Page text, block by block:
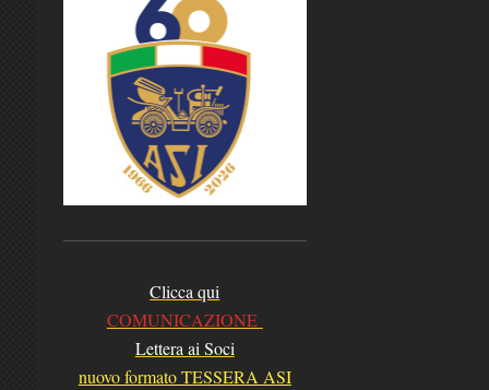
Clicca qui
COMUNICAZIONE
Lettera ai Soci
nuovo formato TESSERA ASI